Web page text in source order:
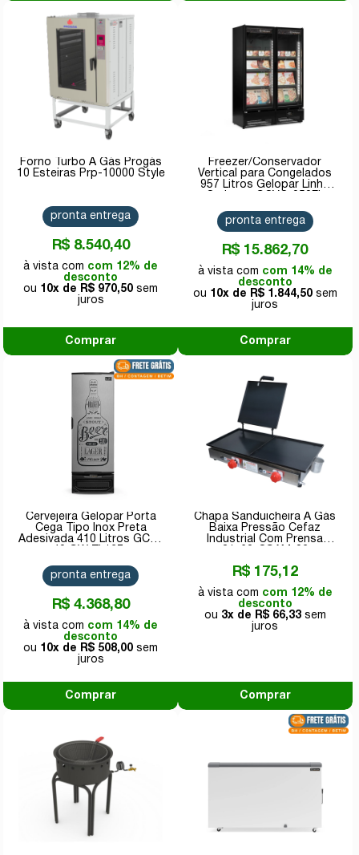
Forno Turbo A Gás Progás
10 Esteiras Prp-10000 Style
R$ 8.540,40
com 12% de
desconto
10x de
R$ 970,50
pronta entrega
Comprar
Freezer/Conservador
Vertical para Congelados
957 Litros Gelopar Linha
R$ 15.862,70
com 14% de
desconto
10x de
R$ 1.844,50
pronta entrega
Comprar
Cervejeira Gelopar Porta
Cega Tipo Inox Preta
Adesivada 410 Litros GCB-
R$ 4.368,80
com 14% de
desconto
10x de
R$ 508,00
pronta entrega
Comprar
Chapa Sanduicheira A Gás
Baixa Pressão Cefaz
Industrial Com Prensa
R$ 175,12
com 12% de
desconto
3x de
R$ 66,33
Comprar